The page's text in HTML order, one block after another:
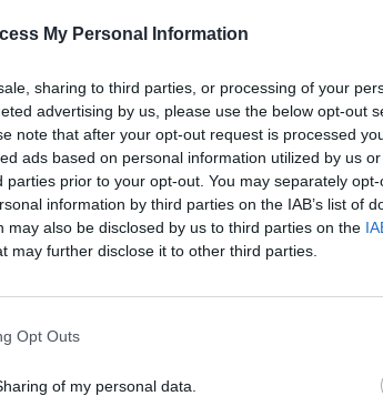
My Personal Information
sharing to third parties, or processing of your
advertising by us, please use the below opt-out
note that after your opt-out request is processed
ads based on personal information utilized by us
parties prior to your opt-out. You may separately
information by third parties on the IAB’s list of
may also be disclosed by us to third parties on the
may further disclose it to other third parties.
Opt Outs
of my personal data.
Οι
τις
και ότι σου κάνει κλικ!